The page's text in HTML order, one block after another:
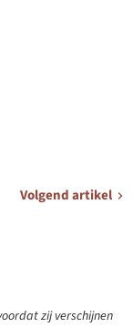
Volgend artikel
zij verschijnen